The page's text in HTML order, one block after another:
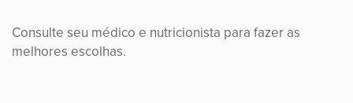
Consulte seu médico e nutricionista para fazer as
melhores escolhas.